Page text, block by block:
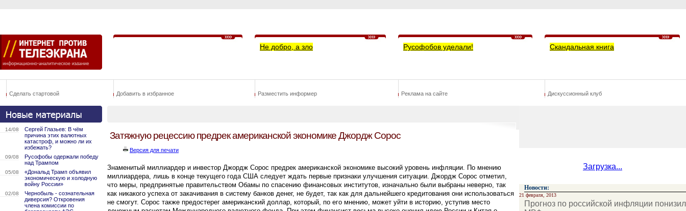
Не добро, а зло Русофобов уделали! Скандальная книга
Сделать стартовой Добавить в избранное Разместить информер Реклама на сайте Дискуссионный клуб
14/08
Сергей Глазьев: В чём
причина этих валютных
катастроф, и можно ли их
избежать?
09/08
Русофобы одержали победу
над Трампом
05/08
«Дональд Трамп объявил
экономическую и холодную
войну России»
02/08
Чернобыль - сознательная
диверсия? Откровения
члена комиссии по
Затяжную рецессию предрек американской экономике Джордж Сорос
Версия для печати
Знаменитый миллиардер и инвестор Джордж Сорос предрек американской экономике высокий уровень инфляции. По мнению
миллиардера, лишь в конце текущего года США следует ждать первые признаки улучшения ситуации. Джордж Сорос отметил,
что меры, предпринятые правительством Обамы по спасению финансовых институтов, изначально были выбраны неверно, так
как никакого успеха от закачивания в систему банков денег, не будет, так как для дальнейшего кредитования они использоваться
не смогут. Сорос также предостерег американский доллар, который, по его мнению, может уйти в историю, уступив место
Загрузка...
Новости:
21 февраля, 2013
Прогноз по российской инфляции понизил